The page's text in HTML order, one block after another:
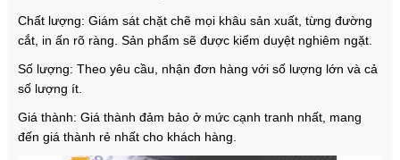
Chất lượng: Giám sát chặt chẽ mọi khâu sản xuất, từng đường
cắt, in ấn rõ ràng. Sản phẩm sẽ được kiểm duyệt nghiêm ngặt.
Số lượng: Theo yêu cầu, nhận đơn hàng với số lượng lớn và cả
số lượng ít.
Giá thành: Giá thành đảm bảo ở mức cạnh tranh nhất, mang
đến giá thành rẻ nhất cho khách hàng.